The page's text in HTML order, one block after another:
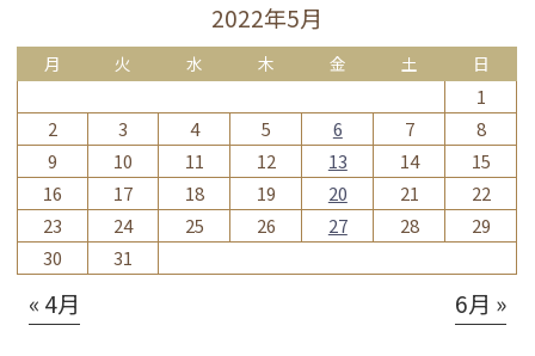
2022年5月
月 火 水 木 金 土 日
1
2
3 4 5 6 7
8
9
10 11 12 13 14
15
16
17 18 19 20 21
22
23
24 25 26 27 28
29
30
31
« 4月 6月 »